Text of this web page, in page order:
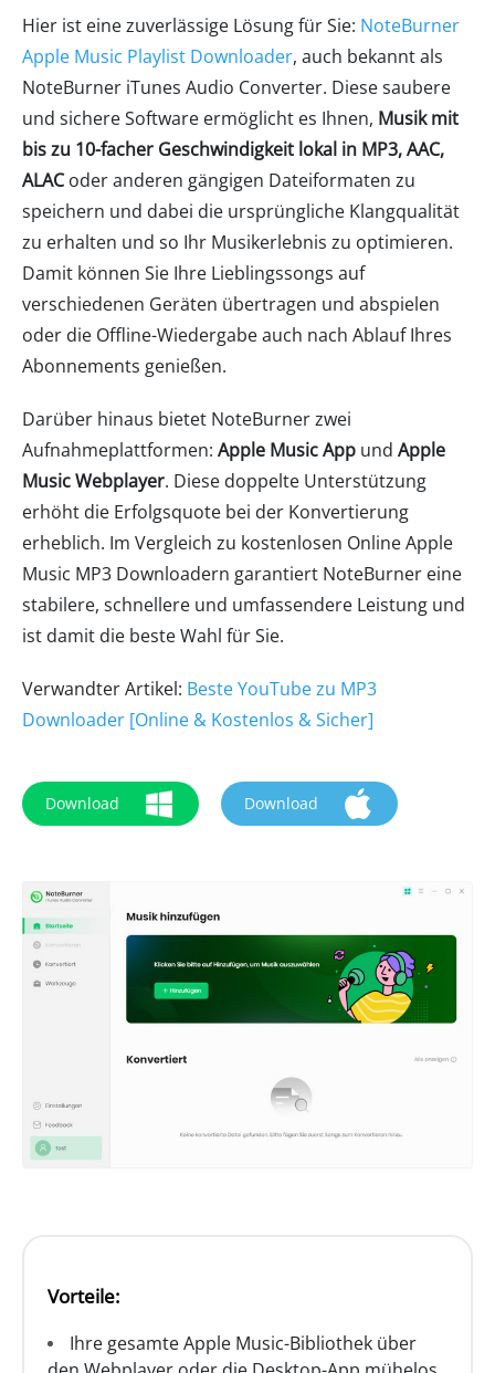
Hier ist eine zuverlässige Lösung für Sie: NoteBurner
Apple Music Playlist Downloader, auch bekannt als
NoteBurner iTunes Audio Converter. Diese saubere
und sichere Software ermöglicht es Ihnen, Musik mit
bis zu 10-facher Geschwindigkeit lokal in MP3, AAC,
ALACoder anderen gängigen Dateiformaten zu
speichern und dabei die ursprüngliche Klangqualität
zu erhalten und so Ihr Musikerlebnis zu optimieren.
Damit können Sie Ihre Lieblingssongs auf
verschiedenen Geräten übertragen und abspielen
oder die Offline-Wiedergabe auch nach Ablauf Ihres
Abonnements genießen.
Darüber hinaus bietet NoteBurner zwei
Aufnahmeplattformen: Apple Music App und Apple
Music Webplayer. Diese doppelte Unterstützung
erhöht die Erfolgsquote bei der Konvertierung
erheblich. Im Vergleich zu kostenlosen Online Apple
Music MP3 Downloadern garantiert NoteBurner eine
stabilere, schnellere und umfassendere Leistung und
ist damit die beste Wahl für Sie.
Verwandter Artikel: Beste YouTube zu MP3
Downloader [Online & Kostenlos & Sicher]
Download Download
Vorteile:
Ihre gesamte Apple Music-Bibliothek über